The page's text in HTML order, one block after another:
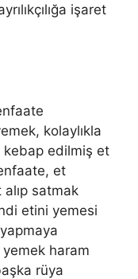
işaret
kolaylıkla
kebap edilmiş et
et
satmak
etini yemesi
haram
rüya